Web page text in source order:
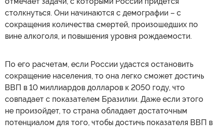
столкнуться. Они начинаются с демографии – с
сокращения количества смертей, произошедших по
вине алкоголя, и повышения уровня рождаемости.
По его расчетам, если России удастся остановить
сокращение населения, то она легко сможет достичь
ВВП в 10 миллиардов долларов к 2050 году, что
совпадает с показателем Бразилии. Даже если этого
не произойдет, то страна обладает достаточным
потенциалом для того, чтобы достичь показателя ВВП в